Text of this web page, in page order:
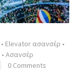
• Elevator ασανσέρ •
• Ασανσέρ
0 Comments